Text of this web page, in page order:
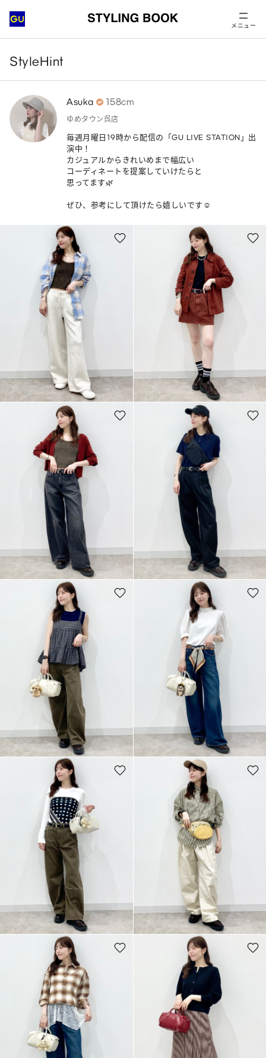
メニュー
StyleHint
Asuka 158cm
ゆめタウン呉店
毎週月曜日19時から配信の「GU LIVE STATION」出
演中！
カジュアルからきれいめまで幅広い
コーディネートを提案していけたらと
思ってます🌿
ぜひ、参考にして頂けたら嬉しいです☺︎